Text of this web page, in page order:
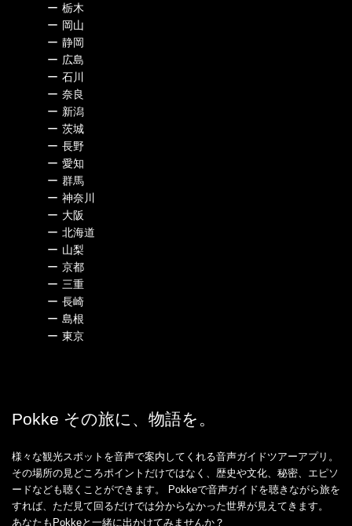
ー 栃木
ー 岡山
ー 静岡
ー 広島
ー 石川
ー 奈良
ー 新潟
ー 茨城
ー 長野
ー 愛知
ー 群馬
ー 神奈川
ー 大阪
ー 北海道
ー 山梨
ー 京都
ー 三重
ー 長崎
ー 島根
ー 東京
Pokke その旅に、物語を。
様々な観光スポットを音声で案内してくれる音声ガイドツアーアプリ。
その場所の見どころポイントだけではなく、歴史や文化、秘密、エピソ
ードなども聴くことができます。 Pokkeで音声ガイドを聴きながら旅を
すれば、ただ見て回るだけでは分からなかった世界が見えてきます。
あなたもPokkeと一緒に出かけてみませんか？